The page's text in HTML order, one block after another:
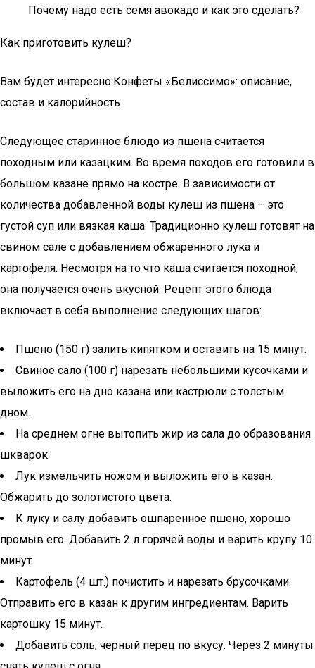
Почему надо есть семя авокадо и как это сделать?
Как приготовить кулеш?
Вам будет интересно:Конфеты «Белиссимо»: описание,
состав и калорийность
Следующее старинное блюдо из пшена считается
походным или казацким. Во время походов его готовили в
большом казане прямо на костре. В зависимости от
количества добавленной воды кулеш из пшена – это
густой суп или вязкая каша. Традиционно кулеш готовят на
свином сале с добавлением обжаренного лука и
картофеля. Несмотря на то что каша считается походной,
она получается очень вкусной. Рецепт этого блюда
включает в себя выполнение следующих шагов:
Пшено (150 г) залить кипятком и оставить на 15 минут.
Свиное сало (100 г) нарезать небольшими кусочками и
выложить его на дно казана или кастрюли с толстым
дном.
На среднем огне вытопить жир из сала до образования
шкварок.
Лук измельчить ножом и выложить его в казан.
Обжарить до золотистого цвета.
К луку и салу добавить ошпаренное пшено, хорошо
промыв его. Добавить 2 л горячей воды и варить крупу 10
минут.
Картофель (4 шт.) почистить и нарезать брусочками.
Отправить его в казан к другим ингредиентам. Варить
картошку 15 минут.
Добавить соль, черный перец по вкусу. Через 2 минуты